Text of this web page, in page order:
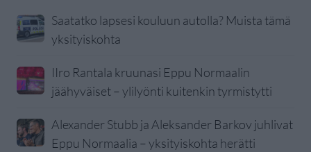
Saatatko lapsesi kouluun autolla? Muista tämä
yksityiskohta
IIro Rantala kruunasi Eppu Normaalin
jäähyväiset – ylilyönti kuitenkin tyrmistytti
Alexander Stubb ja Aleksander Barkov juhlivat
Eppu Normaalia – yksityiskohta herätti